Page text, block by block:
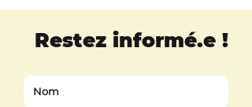
!
Restez informé.e